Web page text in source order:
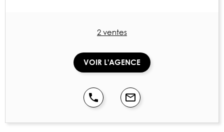
2 ventes
VOIR L'AGENCE